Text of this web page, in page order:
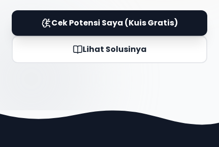
Cek Potensi Saya (Kuis Gratis)
Lihat Solusinya